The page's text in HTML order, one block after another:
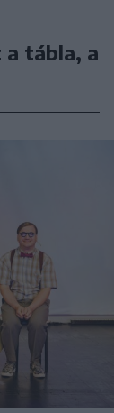
tábla, a